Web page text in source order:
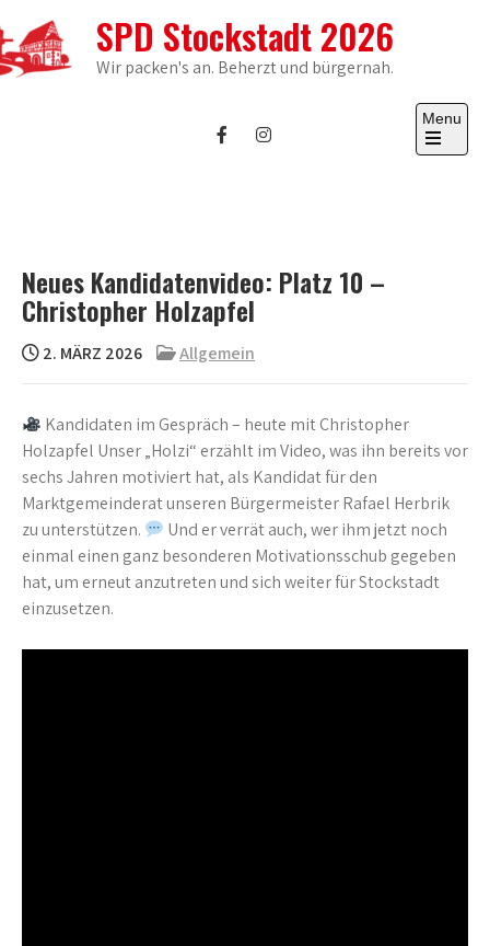
to
content
SPD Stockstadt 2026
Wir packen's an. Beherzt und bürgernah.
Menu
Open
Neues Kandidatenvideo: Platz 10 –
Christopher Holzapfel
2. MÄRZ 2026 Allgemein
Kandidaten im Gespräch – heute mit Christopher
Holzapfel Unser „Holzi“ erzählt im Video, was ihn bereits vor
sechs Jahren motiviert hat, als Kandidat für den
Marktgemeinderat unseren Bürgermeister Rafael Herbrik
zu unterstützen.
Und er verrät auch, wer ihm jetzt noch
einmal einen ganz besonderen Motivationsschub gegeben
hat, um erneut anzutreten und sich weiter für Stockstadt
einzusetzen.